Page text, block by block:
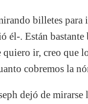
billetes para
él-. Están bastante
quiero ir, creo que
cobremos la
dejó de mirarse